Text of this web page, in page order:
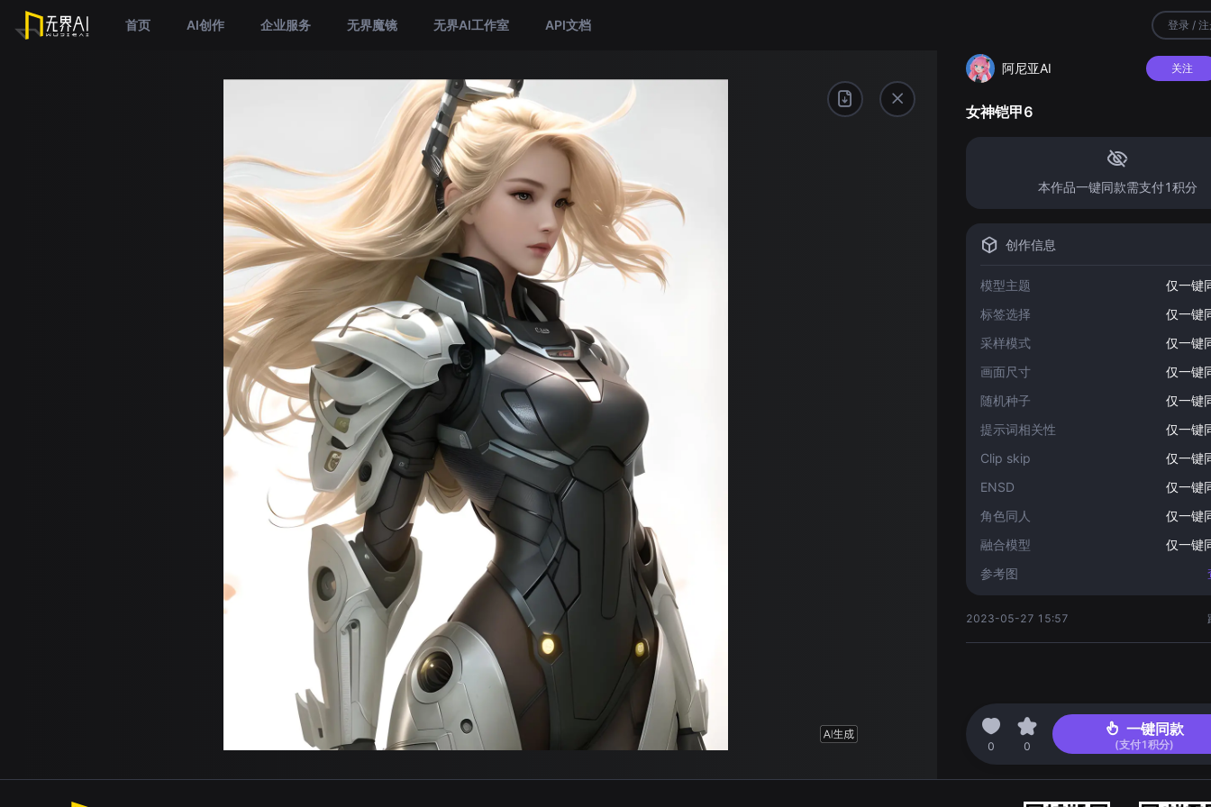
首页 AI创作 企业服务 无界魔镜 无界AI工作室 API文档 登录 /
阿尼亚AI 关注
女神铠甲6
本作品一键同款需支付1积分
创作信息
模型主题
仅一键
标签选择
仅一键
采样模式
仅一键
画面尺寸
仅一键
随机种子
仅一键
提示词相关性
仅一键
Clip skip
仅一键
ENSD
仅一键
角色同人
仅一键
融合模型
仅一键
参考图
2023-05-27 15:57
0 0
一键同款
(支付1积分)